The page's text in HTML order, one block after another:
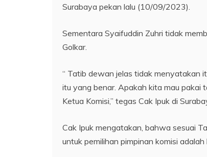
Surabaya pekan lalu (10/09/2023).
Sementara Syaifuddin Zuhri tidak
Golkar.
“ Tatib dewan jelas tidak menyatakan
itu yang benar. Apakah kita mau pakai
Ketua Komisi,” tegas Cak Ipuk di
Cak Ipuk mengatakan, bahwa sesuai
untuk pemilihan pimpinan komisi